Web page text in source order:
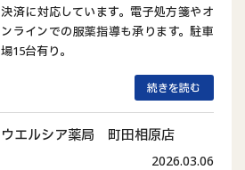
決済に対応しています。電子処方箋やオ
ンラインでの服薬指導も承ります。駐車
場15台有り。
続きを読む
ウエルシア薬局 町田相原店
2026.03.06